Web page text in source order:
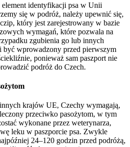
identyfikacji psa w Unii
się w podróż, należy upewnić się,
który jest zarejestrowany w bazie
wymagań, które pozwala na
zgubienia go lub innych
wprowadzony przed pierwszym
ponieważ sam paszport nie
podróż do Czech.
krajów UE, Czechy wymagają,
przeciwko pasożytom, w tym
wykonane przez weterynarza,
leku w paszporcie psa. Zwykle
24–120 godzin przed podróżą,